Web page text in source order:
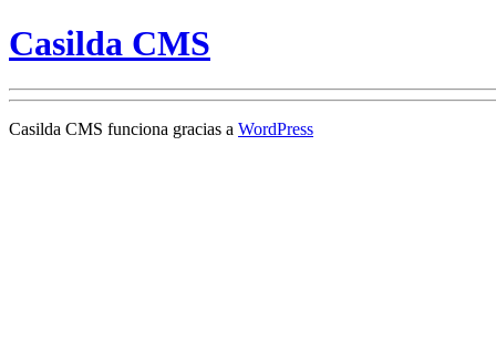
Casilda CMS
Casilda CMS funciona gracias a WordPress